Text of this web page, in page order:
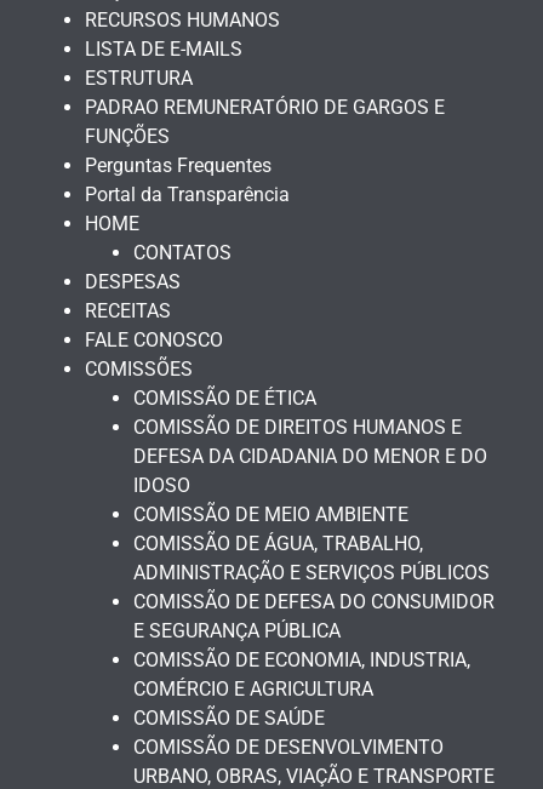
RECURSOS HUMANOS
LISTA DE E-MAILS
ESTRUTURA
PADRAO REMUNERATÓRIO DE GARGOS E
FUNÇÕES
Perguntas Frequentes
Portal da Transparência
HOME
CONTATOS
DESPESAS
RECEITAS
FALE CONOSCO
COMISSÕES
COMISSÃO DE ÉTICA
COMISSÃO DE DIREITOS HUMANOS E
DEFESA DA CIDADANIA DO MENOR E DO
IDOSO
COMISSÃO DE MEIO AMBIENTE
COMISSÃO DE ÁGUA, TRABALHO,
ADMINISTRAÇÃO E SERVIÇOS PÚBLICOS
COMISSÃO DE DEFESA DO CONSUMIDOR
E SEGURANÇA PÚBLICA
COMISSÃO DE ECONOMIA, INDUSTRIA,
COMÉRCIO E AGRICULTURA
COMISSÃO DE SAÚDE
COMISSÃO DE DESENVOLVIMENTO
URBANO, OBRAS, VIAÇÃO E TRANSPORTE